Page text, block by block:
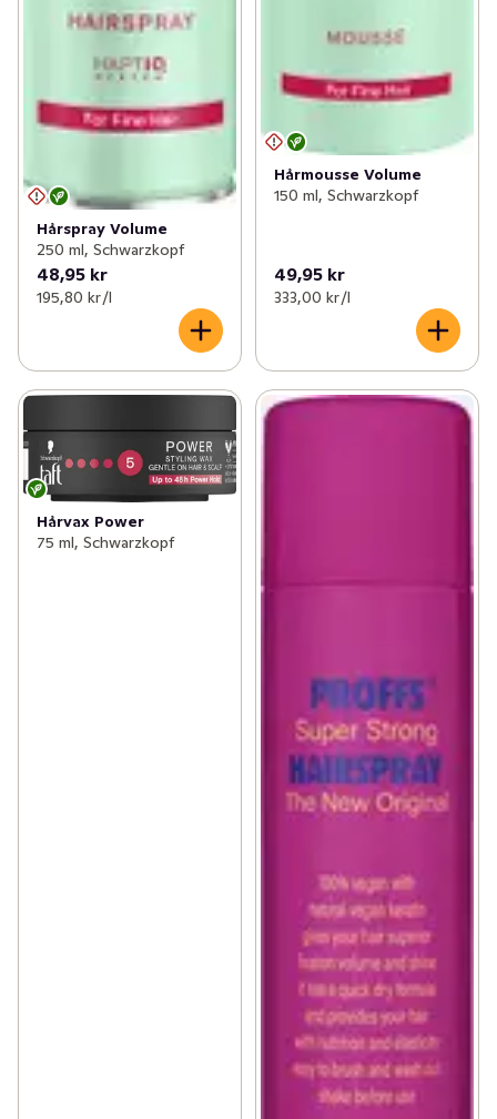
Hårspray Volume
250 ml, Schwarzkopf
48,95 kr
195,80 kr /l
Hårmousse Volume
150 ml, Schwarzkopf
49,95 kr
333,00 kr /l
Hårvax Power
75 ml, Schwarzkopf